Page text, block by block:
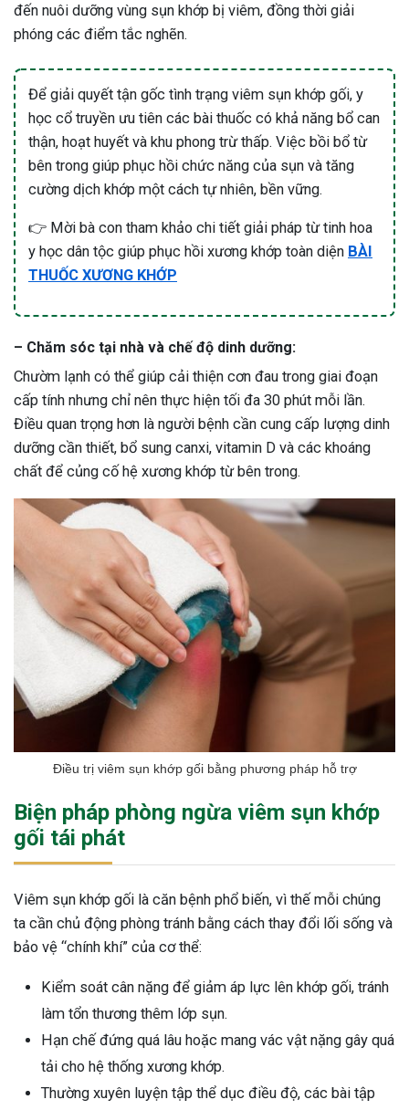
đến nuôi dưỡng vùng sụn khớp bị viêm, đồng thời giải
phóng các điểm tắc nghẽn.
Để giải quyết tận gốc tình trạng viêm sụn khớp gối, y
học cổ truyền ưu tiên các bài thuốc có khả năng bổ can
thận, hoạt huyết và khu phong trừ thấp. Việc bồi bổ từ
bên trong giúp phục hồi chức năng của sụn và tăng
cường dịch khớp một cách tự nhiên, bền vững.
👉 Mời bà con tham khảo chi tiết giải pháp từ tinh hoa
y học dân tộc giúp phục hồi xương khớp toàn diện BÀI
THUỐC XƯƠNG KHỚP
– Chăm sóc tại nhà và chế độ dinh dưỡng:
Chườm lạnh có thể giúp cải thiện cơn đau trong giai đoạn
cấp tính nhưng chỉ nên thực hiện tối đa 30 phút mỗi lần.
Điều quan trọng hơn là người bệnh cần cung cấp lượng dinh
dưỡng cần thiết, bổ sung canxi, vitamin D và các khoáng
chất để củng cố hệ xương khớp từ bên trong.
Điều trị viêm sụn khớp gối bằng phương pháp hỗ trợ
Biện pháp phòng ngừa viêm sụn khớp
gối tái phát
Viêm sụn khớp gối là căn bệnh phổ biến, vì thế mỗi chúng
ta cần chủ động phòng tránh bằng cách thay đổi lối sống và
bảo vệ “chính khí” của cơ thể:
Kiểm soát cân nặng để giảm áp lực lên khớp gối, tránh
làm tổn thương thêm lớp sụn.
Hạn chế đứng quá lâu hoặc mang vác vật nặng gây quá
tải cho hệ thống xương khớp.
Thường xuyên luyện tập thể dục điều độ, các bài tập